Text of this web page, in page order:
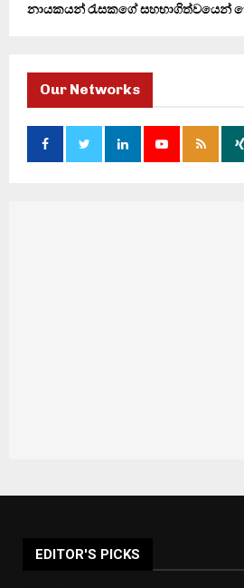
නායකයන් රැසකගේ සහභාගිත්වයෙන්
Our Networks
EDITOR'S PICKS